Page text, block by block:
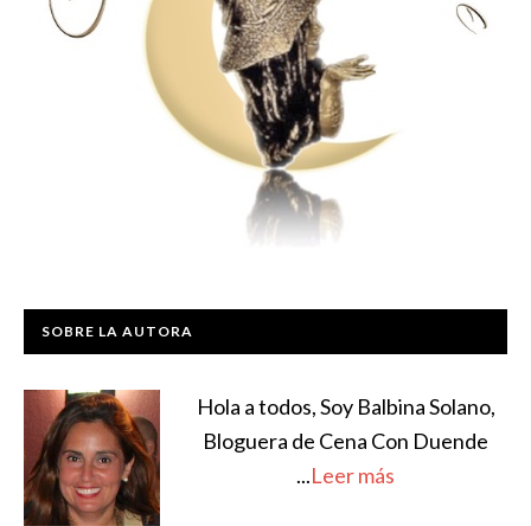
SOBRE LA AUTORA
Hola a todos, Soy Balbina Solano,
Bloguera de Cena Con Duende
...Leer más